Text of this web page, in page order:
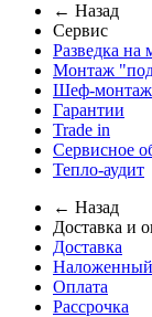
← Назад
Сервис
Разведка на
Монтаж
Шеф-монтаж
Гарантии
Trade in
Сервисное
Тепло-аудит
← Назад
Доставка и
Доставка
Оплата
Рассрочка